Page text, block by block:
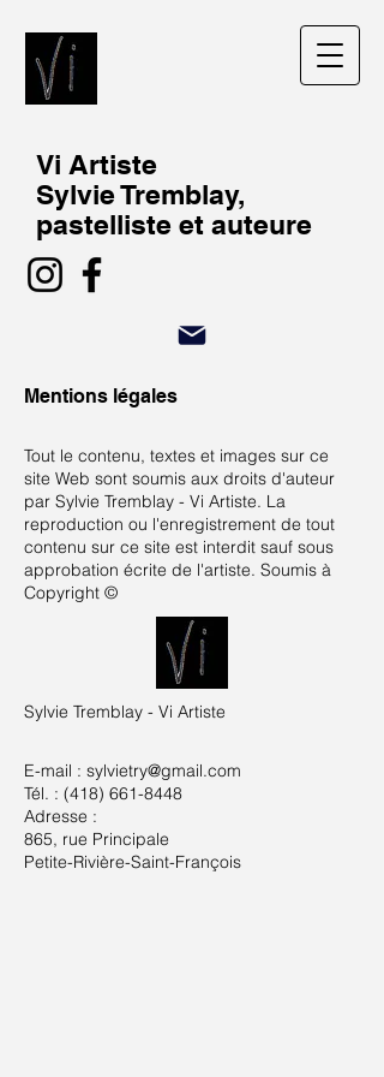
Vi Artiste
Sylvie Tremblay,
pastelliste et auteure
Mentions légales
Tout le contenu, textes et images sur ce
site Web sont soumis aux droits d'auteur
par Sylvie Tremblay - Vi Artiste. La
reproduction ou l'enregistrement de tout
contenu sur ce site est interdit sauf sous
approbation écrite de l'artiste. Soumis à
Copyright ©
Sylvie Tremblay - Vi Artiste​
E-mail : sylvietry@gmail.com
Tél. : (418) 661-8448
Adresse :
865, rue Principale
Petite-Rivière-Saint-François